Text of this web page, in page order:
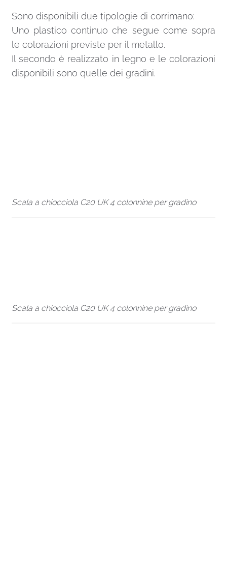
Sono disponibili due tipologie di corrimano:
Uno plastico continuo che segue come sopra
le colorazioni previste per il metallo.
Il secondo è realizzato in legno e le colorazioni
disponibili sono quelle dei gradini.